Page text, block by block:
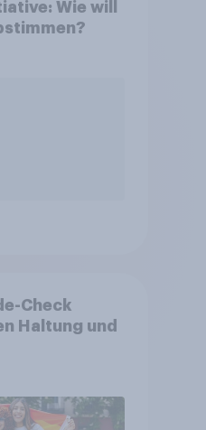
Wie will
Check
Haltung und